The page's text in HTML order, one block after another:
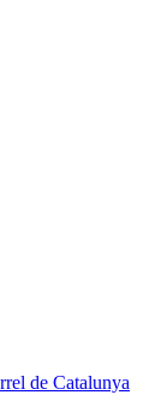
de Catalunya